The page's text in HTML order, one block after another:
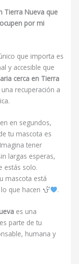
Tierra Nueva que
por mi
que importa es
y accesible que
cerca en Tierra
recuperación a
en segundos,
tu mascota es
tener
largas esperas,
estás solo.
mascota está
que hacen
.
es una
parte de tu
humana y